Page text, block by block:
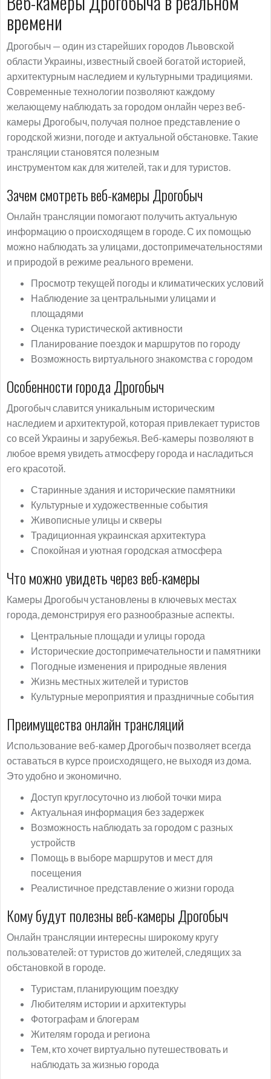
времени
Дрогобыч — один из старейших городов Львовской
области Украины, известный своей богатой историей,
архитектурным наследием и культурными традициями.
Современные технологии позволяют каждому
желающему наблюдать за городом онлайн через веб-
камеры Дрогобыч, получая полное представление о
городской жизни, погоде и актуальной обстановке. Такие
трансляции становятся полезным
инструментом как для жителей, так и для туристов.
Зачем смотреть веб-камеры Дрогобыч
Онлайн трансляции помогают получить актуальную
информацию о происходящем в городе. С их помощью
можно наблюдать за улицами, достопримечательностями
и природой в режиме реального времени.
Просмотр текущей погоды и климатических условий
Наблюдение за центральными улицами и
площадями
Оценка туристической активности
Планирование поездок и маршрутов по городу
Возможность виртуального знакомства с городом
Особенности города Дрогобыч
Дрогобыч славится уникальным историческим
наследием и архитектурой, которая привлекает туристов
со всей Украины и зарубежья. Веб-камеры позволяют в
любое время увидеть атмосферу города и насладиться
его красотой.
Старинные здания и исторические памятники
Культурные и художественные события
Живописные улицы и скверы
Традиционная украинская архитектура
Спокойная и уютная городская атмосфера
Что можно увидеть через веб-камеры
Камеры Дрогобыч установлены в ключевых местах
города, демонстрируя его разнообразные аспекты.
Центральные площади и улицы города
Исторические достопримечательности и памятники
Погодные изменения и природные явления
Жизнь местных жителей и туристов
Культурные мероприятия и праздничные события
Преимущества онлайн трансляций
Использование веб-камер Дрогобыч позволяет всегда
оставаться в курсе происходящего, не выходя из дома.
Это удобно и экономично.
Доступ круглосуточно из любой точки мира
Актуальная информация без задержек
Возможность наблюдать за городом с разных
устройств
Помощь в выборе маршрутов и мест для
посещения
Реалистичное представление о жизни города
Кому будут полезны веб-камеры Дрогобыч
Онлайн трансляции интересны широкому кругу
пользователей: от туристов до жителей, следящих за
обстановкой в городе.
Туристам, планирующим поездку
Любителям истории и архитектуры
Фотографам и блогерам
Жителям города и региона
Тем, кто хочет виртуально путешествовать и
наблюдать за жизнью города